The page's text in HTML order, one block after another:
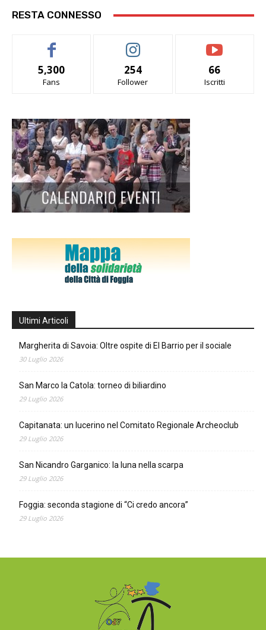
RESTA CONNESSO
5,300
Fans
254
Follower
66
Iscritti
Ultimi Articoli
Margherita di Savoia: Oltre ospite di El Barrio per il sociale
30 Luglio 2026
San Marco la Catola: torneo di biliardino
29 Luglio 2026
Capitanata: un lucerino nel Comitato Regionale Archeoclub
29 Luglio 2026
San Nicandro Garganico: la luna nella scarpa
29 Luglio 2026
Foggia: seconda stagione di “Ci credo ancora”
29 Luglio 2026